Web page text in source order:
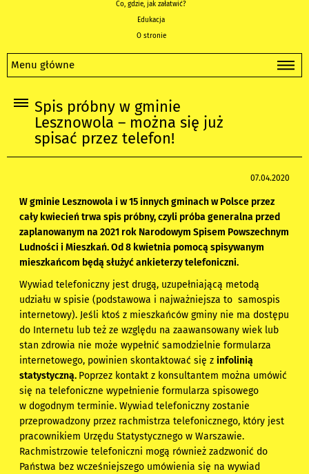
Co, gdzie, jak załatwić?
Edukacja
O stronie
Menu główne
Spis próbny w gminie
Lesznowola – można się już
spisać przez telefon!
07.04.2020
W gminie Lesznowola i w 15 innych gminach w Polsce przez
cały kwiecień trwa spis próbny, czyli próba generalna przed
zaplanowanym na 2021 rok Narodowym Spisem Powszechnym
Ludności i Mieszkań. Od 8 kwietnia pomocą spisywanym
mieszkańcom będą służyć ankieterzy telefoniczni.
Wywiad telefoniczny jest drugą, uzupełniającą metodą
udziału w spisie (podstawowa i najważniejsza to samospis
internetowy). Jeśli ktoś z mieszkańców gminy nie ma dostępu
do Internetu lub też ze względu na zaawansowany wiek lub
stan zdrowia nie może wypełnić samodzielnie formularza
internetowego, powinien skontaktować się zinfolinią
statystyczną. Poprzez kontakt z konsultantem można umówić
się na telefoniczne wypełnienie formularza spisowego
w dogodnym terminie. Wywiad telefoniczny zostanie
przeprowadzony przez rachmistrza telefonicznego, który jest
pracownikiem Urzędu Statystycznego w Warszawie.
Rachmistrzowie telefoniczni mogą również zadzwonić do
Państwa bez wcześniejszego umówienia się na wywiad